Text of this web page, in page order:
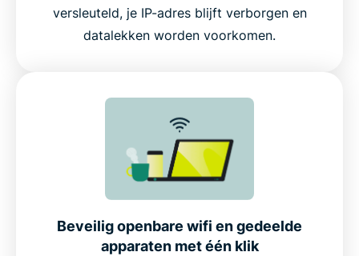
versleuteld, je IP-adres blijft verborgen en
datalekken worden voorkomen.
Beveilig openbare wifi en gedeelde
apparaten met één klik